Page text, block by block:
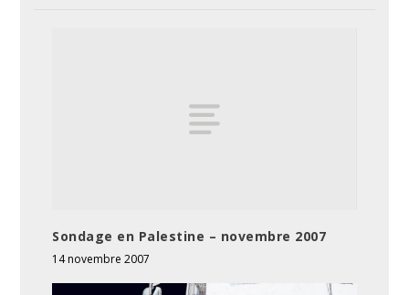
Sondage en Palestine – novembre 2007
14 novembre 2007